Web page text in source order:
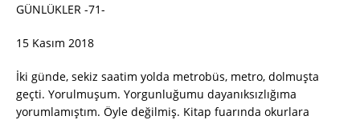
GÜNLÜKLER -71-
15 Kasım 2018
İki günde, sekiz saatim yolda metrobüs, metro, dolmuşta
geçti. Yorulmuşum. Yorgunluğumu dayanıksızlığıma
yorumlamıştım. Öyle değilmiş. Kitap fuarında okurlara